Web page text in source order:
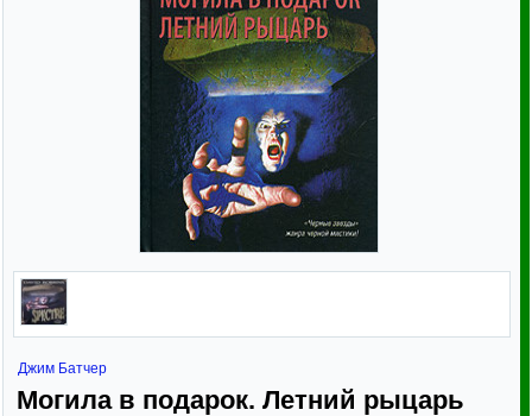
Джим Батчер
Могила в подарок. Летний рыцарь